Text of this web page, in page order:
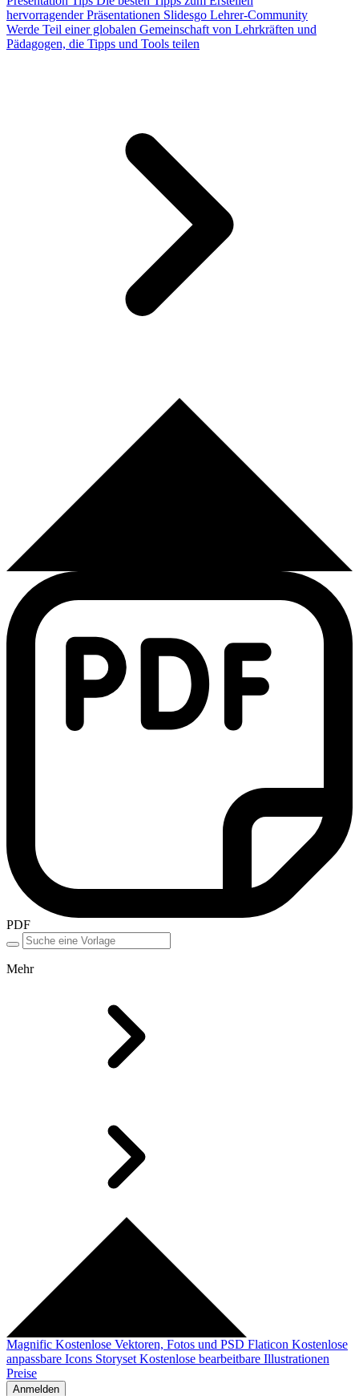
hervorragender Präsentationen Slidesgo Lehrer-Community
Werde Teil einer globalen Gemeinschaft von Lehrkräften und
Pädagogen, die Tipps und Tools teilen
PDF
Mehr
Magnific Kostenlose Vektoren, Fotos und PSD Flaticon Kostenlose
anpassbare Icons Storyset Kostenlose bearbeitbare Illustrationen
Preise
Anmelden